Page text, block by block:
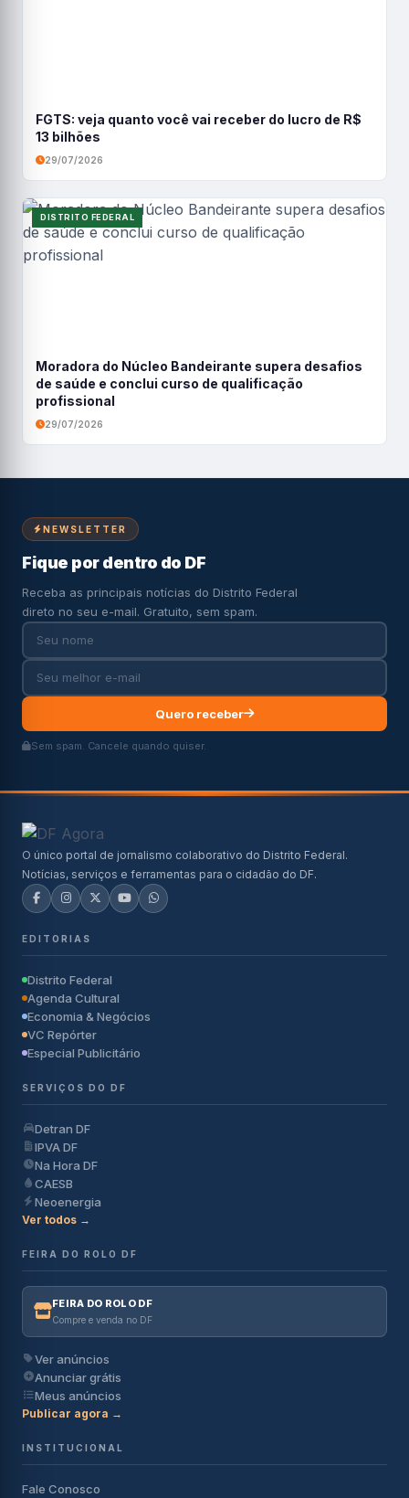
FGTS: veja quanto você vai receber do lucro de R$
13 bilhões
29/07/2026
DISTRITO FEDERAL
Moradora do Núcleo Bandeirante supera desafios
de saúde e conclui curso de qualificação
profissional
29/07/2026
NEWSLETTER
Fique por dentro do DF
Receba as principais notícias do Distrito Federal
direto no seu e-mail. Gratuito, sem spam.
Quero receber
Sem spam. Cancele quando quiser.
O único portal de jornalismo colaborativo do Distrito Federal.
Notícias, serviços e ferramentas para o cidadão do DF.
EDITORIAS
Distrito Federal
Agenda Cultural
Economia & Negócios
VC Repórter
Especial Publicitário
SERVIÇOS DO DF
Detran DF
IPVA DF
Na Hora DF
CAESB
Neoenergia
Ver todos →
FEIRA DO ROLO DF
FEIRA DO ROLO DF
Compre e venda no DF
Ver anúncios
Anunciar grátis
Meus anúncios
Publicar agora →
INSTITUCIONAL
Fale Conosco